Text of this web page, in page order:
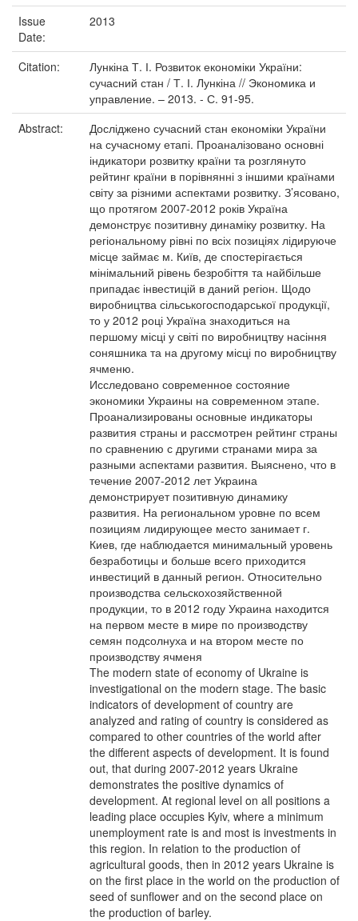
Issue
Date:
2013
Citation:
Лункіна Т. І. Розвиток економіки України:
сучасний стан / Т. І. Лункіна // Экономика и
управление. – 2013. - С. 91-95.
Abstract:
Досліджено сучасний стан економіки України
на сучасному етапі. Проаналізовано основні
індикатори розвитку країни та розглянуто
рейтинг країни в порівнянні з іншими країнами
світу за різними аспектами розвитку. З’ясовано,
що протягом 2007-2012 років Україна
демонструє позитивну динаміку розвитку. На
регіональному рівні по всіх позиціях лідируюче
місце займає м. Київ, де спостерігається
мінімальний рівень безробіття та найбільше
припадає інвестицій в даний регіон. Щодо
виробництва сільськогосподарської продукції,
то у 2012 році Україна знаходиться на
першому місці у світі по виробництву насіння
соняшника та на другому місці по виробництву
ячменю.
Исследовано современное состояние
экономики Украины на современном этапе.
Проанализированы основные индикаторы
развития страны и рассмотрен рейтинг страны
по сравнению с другими странами мира за
разными аспектами развития. Выяснено, что в
течение 2007-2012 лет Украина
демонстрирует позитивную динамику
развития. На региональном уровне по всем
позициям лидирующее место занимает г.
Киев, где наблюдается минимальный уровень
безработицы и больше всего приходится
инвестиций в данный регион. Относительно
производства сельскохозяйственной
продукции, то в 2012 году Украина находится
на первом месте в мире по производству
семян подсолнуха и на втором месте по
производству ячменя
The modern state of economy of Ukraine is
investigational on the modern stage. The basic
indicators of development of country are
analyzed and rating of country is considered as
compared to other countries of the world after
the different aspects of development. It is found
out, that during 2007-2012 years Ukraine
demonstrates the positive dynamics of
development. At regional level on all positions a
leading place occupies Kyiv, where a minimum
unemployment rate is and most is investments in
this region. In relation to the production of
agricultural goods, then in 2012 years Ukraine is
on the first place in the world on the production of
seed of sunflower and on the second place on
the production of barley.